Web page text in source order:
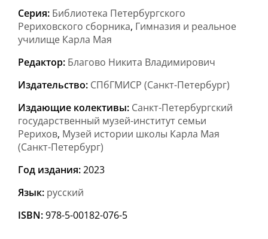
Серия: Библиотека Петербургского
Рериховского сборника, Гимназия и реальное
училище Карла Мая
Редактор: Благово Никита Владимирович
Издательство: СПбГМИСР (Санкт-Петербург)
Издающие колективы: Санкт-Петербургский
государственный музей-институт семьи
Рерихов, Музей истории школы Карла Мая
(Санкт-Петербург)
Год издания:2023
Язык: русский
ISBN:978-5-00182-076-5